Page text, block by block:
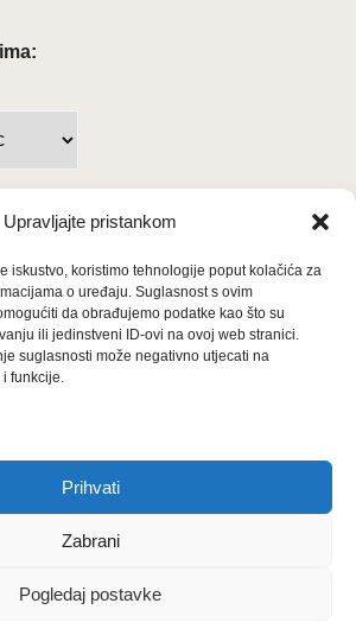
Upravljajte pristankom
iskustvo, koristimo tehnologije poput kolačića za
o uređaju. Suglasnost s ovim
da obrađujemo podatke kao što su
ili jedinstveni ID-ovi na ovoj web stranici.
suglasnosti može negativno utjecati na
funkcije.
Prihvati
Zabrani
Pogledaj postavke